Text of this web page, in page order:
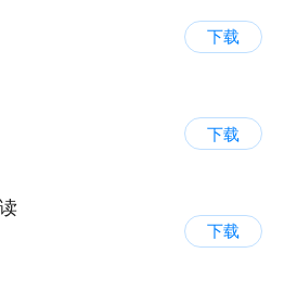
下载
下载
下载